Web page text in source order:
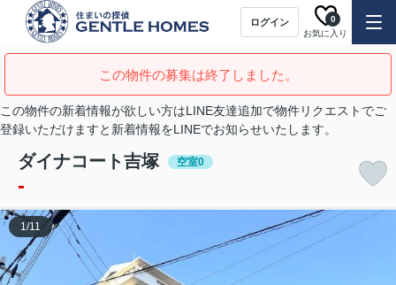
ログイン
お気に入り
0
この物件の募集は終了しました。
この物件の新着情報が欲しい方はLINE友達追加で物件リクエストでご
登録いただけますと新着情報をLINEでお知らせいたします。
ダイナコート吉塚 空室0
-
1/11